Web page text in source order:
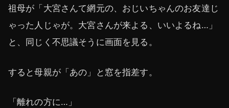
祖母が「大宮さんて網元の、おじいちゃんのお友達じ
ゃった人じゃが。大宮さんが来よる、いいよるね…」
と、同じく不思議そうに画面を見る。
すると母親が「あの」と窓を指差す。
「離れの方に…」